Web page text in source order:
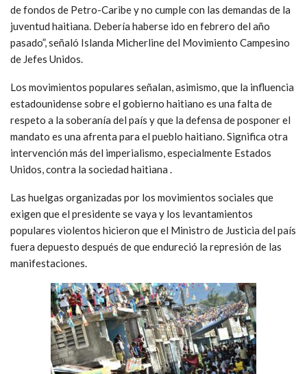
de fondos de Petro-Caribe y no cumple con las demandas de la
juventud haitiana. Debería haberse ido en febrero del año
pasado”, señaló Islanda Micherline del Movimiento Campesino
de Jefes Unidos.
Los movimientos populares señalan, asimismo, que la influencia
estadounidense sobre el gobierno haitiano es una falta de
respeto a la soberanía del país y que la defensa de posponer el
mandato es una afrenta para el pueblo haitiano. Significa otra
intervención más del imperialismo, especialmente Estados
Unidos, contra la sociedad haitiana .
Las huelgas organizadas por los movimientos sociales que
exigen que el presidente se vaya y los levantamientos
populares violentos hicieron que el Ministro de Justicia del país
fuera depuesto después de que endureció la represión de las
manifestaciones.